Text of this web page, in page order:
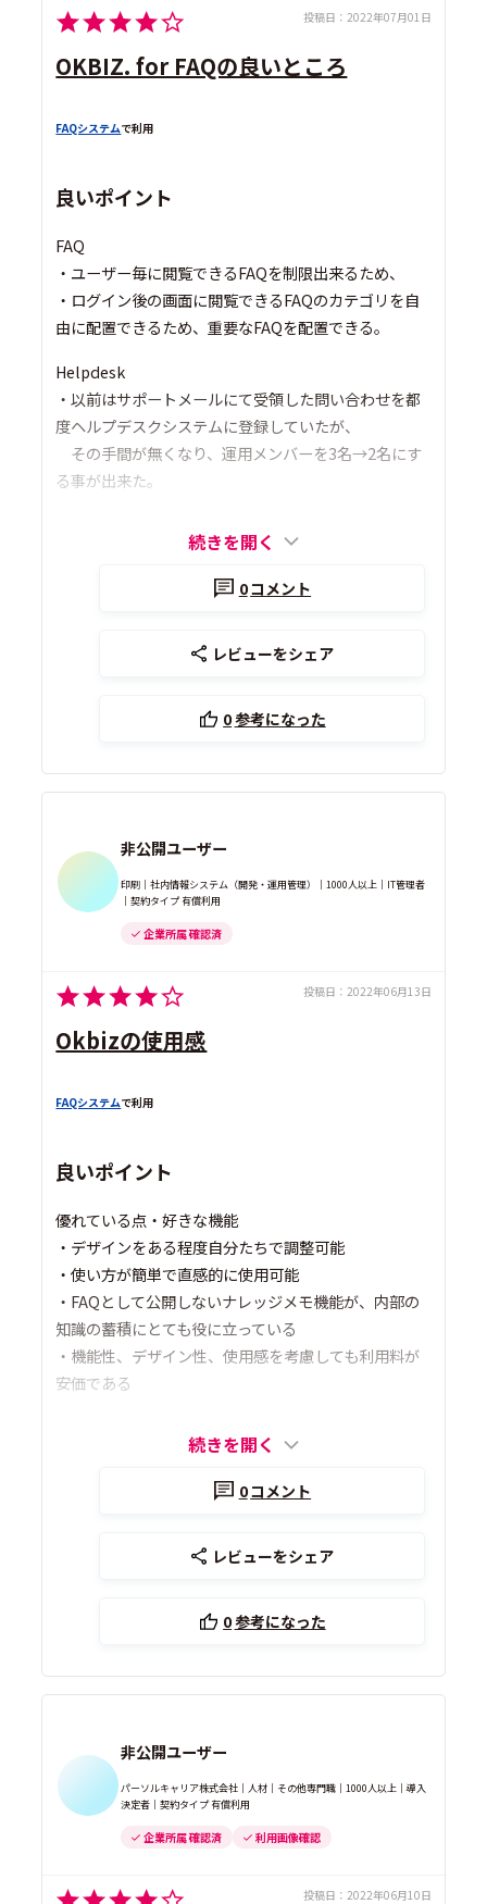
投稿日： 2022年07月01日
OKBIZ. for FAQの良いところ
FAQシステムで利用
良いポイント
FAQ
・ユーザー毎に閲覧できるFAQを制限出来るため、
・ログイン後の画面に閲覧できるFAQのカテゴリを自
由に配置できるため、重要なFAQを配置できる。
Helpdesk
・以前はサポートメールにて受領した問い合わせを都
度ヘルプデスクシステムに登録していたが、
その手間が無くなり、運用メンバーを3名→2名にす
る事が出来た。
続きを開く
0コメント
レビューをシェア
0参考になった
非公開ユーザー
印刷｜社内情報システム（開発・運用管理）｜1000人以上｜IT管理者
｜契約タイプ 有償利用
企業所属 確認済
投稿日： 2022年06月13日
Okbizの使用感
FAQシステムで利用
良いポイント
優れている点・好きな機能
・デザインをある程度自分たちで調整可能
・使い方が簡単で直感的に使用可能
・FAQとして公開しないナレッジメモ機能が、内部の
知識の蓄積にとても役に立っている
・機能性、デザイン性、使用感を考慮しても利用料が
安価である
続きを開く
0コメント
レビューをシェア
0参考になった
非公開ユーザー
パーソルキャリア株式会社｜人材｜その他専門職｜1000人以上｜導入
決定者｜契約タイプ 有償利用
企業所属 確認済 利用画像確認
投稿日： 2022年06月10日